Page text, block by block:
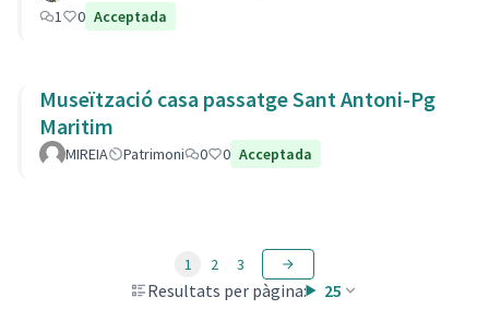
1
0 Acceptada
Museïtzació casa passatge Sant Antoni-Pg
Maritim
MIREIA Patrimoni 0 0 Acceptada
Resultats per pàgina: 25
1 2 3